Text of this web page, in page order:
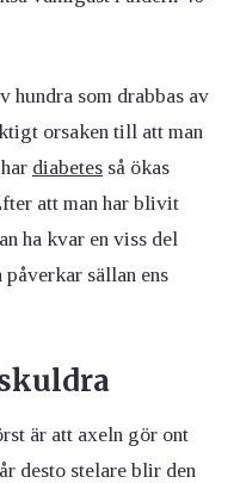
hundra som drabbas av
orsaken till att man
diabetes så ökas
att man har blivit
ha kvar en viss del
sällan ens
är att axeln gör ont
desto stelare blir den